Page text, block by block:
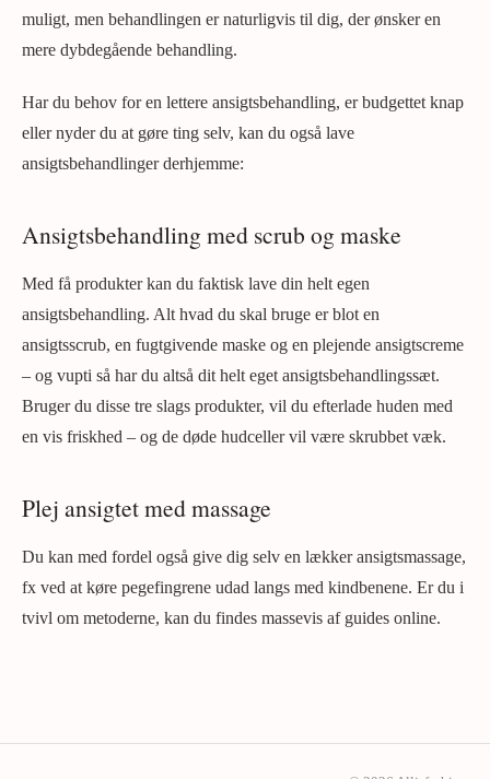
muligt, men behandlingen er naturligvis til dig, der ønsker en
mere dybdegående behandling.
Har du behov for en lettere ansigtsbehandling, er budgettet knap
eller nyder du at gøre ting selv, kan du også lave
ansigtsbehandlinger derhjemme:
Ansigtsbehandling med scrub og maske
Med få produkter kan du faktisk lave din helt egen
ansigtsbehandling. Alt hvad du skal bruge er blot en
ansigtsscrub, en fugtgivende maske og en plejende ansigtscreme
– og vupti så har du altså dit helt eget ansigtsbehandlingssæt.
Bruger du disse tre slags produkter, vil du efterlade huden med
en vis friskhed – og de døde hudceller vil være skrubbet væk.
Plej ansigtet med massage
Du kan med fordel også give dig selv en lækker ansigtsmassage,
fx ved at køre pegefingrene udad langs med kindbenene. Er du i
tvivl om metoderne, kan du findes massevis af guides online.